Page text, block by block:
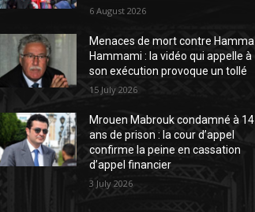
6 August 2026
Menaces de mort contre Hamma
Hammami : la vidéo qui appelle à
son exécution provoque un tollé
15 July 2026
Mrouen Mabrouk condamné à 14
ans de prison : la cour d’appel
confirme la peine en cassation
d’appel financier
3 July 2026